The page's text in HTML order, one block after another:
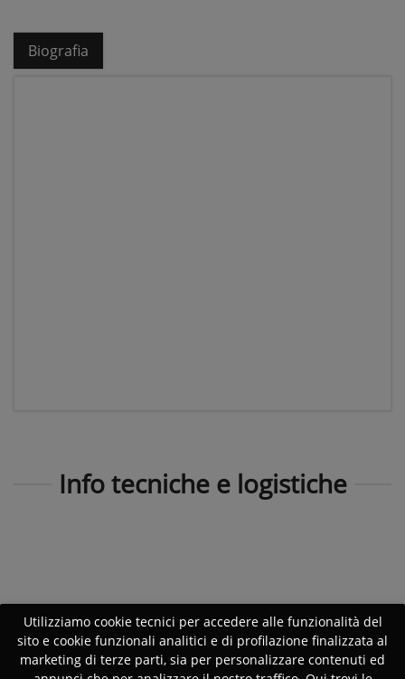
Biografia
Info tecniche e logistiche
Utilizziamo cookie tecnici per accedere alle funzionalità del
sito e cookie funzionali analitici e di profilazione finalizzata al
marketing di terze parti, sia per personalizzare contenuti ed